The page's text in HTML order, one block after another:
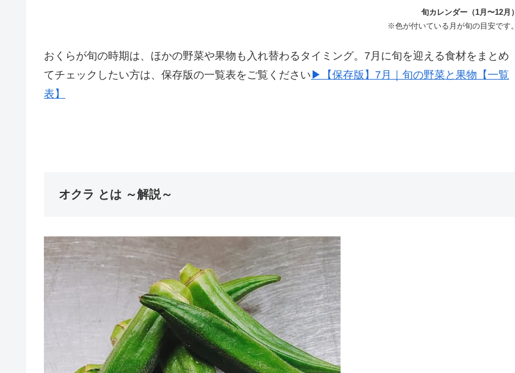
旬カレンダー（1月〜12月）
※色が付いている月が旬の目安です。
おくらが旬の時期は、ほかの野菜や果物も入れ替わるタイミング。7月に旬を迎える食材をまとめ
てチェックしたい方は、保存版の一覧表をご覧ください ▶【保存版】7月｜旬の野菜と果物【一覧
表】
オクラ とは ～解説～